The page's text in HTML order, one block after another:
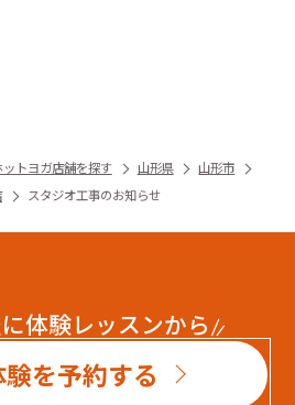
ットヨガ店舗を探す 山形県
山形市
スタジオ工事のお知らせ
体験レッスンから
を予約する